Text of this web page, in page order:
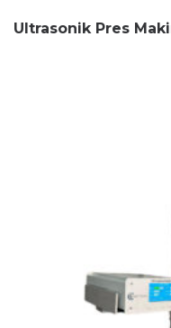
Ultrasonik Pres